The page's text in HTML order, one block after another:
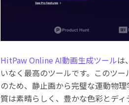
HitPaw Online AI動画生成ツールは
いなく最高のツールです。このツ
のため、静止画から完璧な運動物
質は素晴らしく、豊かな色彩とディ